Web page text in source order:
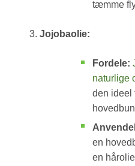
tæmme
Jojobaolie:
Fordele:
naturlige
den ideel
en
en